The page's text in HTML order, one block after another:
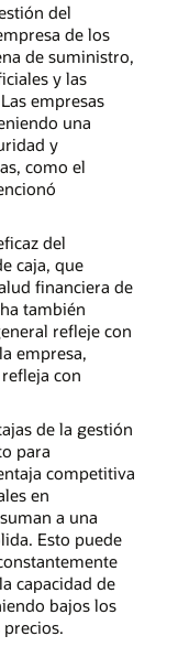
del
de los
de suministro,
y las
empresas
una
y
como el
del
caja, que
financiera de
también
refleje con
empresa,
con
de la gestión
para
competitiva
en
a una
Esto puede
capacidad de
bajos los